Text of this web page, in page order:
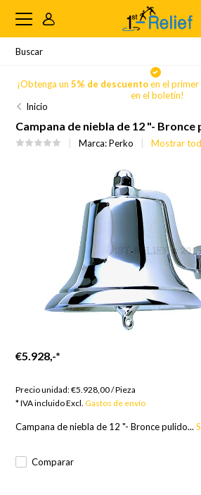
¡Obtenga un 5% de descuentoen el primer
en el boletín!
Inicio
Campana de niebla de 12 "- Bronce
Marca:Perko Mostrar
€5.928,-*
Precio unidad:€5.928,00/Pieza
* IVA incluido Excl.Gastos de envío
Campana de niebla de 12 "- Bronce pulido...
Comparar